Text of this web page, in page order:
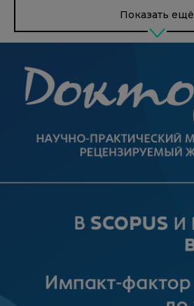
Показать ещё